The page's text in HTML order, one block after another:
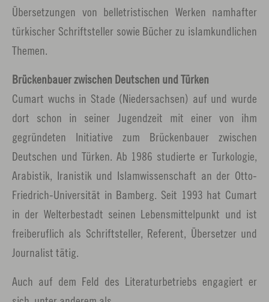
Übersetzungen von belletristischen Werken namhafter
türkischer Schriftsteller sowie Bücher zu islamkundlichen
Themen.
Brückenbauer zwischen Deutschen und Türken
Cumart wuchs in Stade (Niedersachsen) auf und wurde
dort schon in seiner Jugendzeit mit einer von ihm
gegründeten Initiative zum Brückenbauer zwischen
Deutschen und Türken. Ab 1986 studierte er Turkologie,
Arabistik, Iranistik und Islamwissenschaft an der Otto-
Friedrich-Universität in Bamberg. Seit 1993 hat Cumart
in der Welterbestadt seinen Lebensmittelpunkt und ist
freiberuflich als Schriftsteller, Referent, Übersetzer und
Journalist tätig.
Auch auf dem Feld des Literaturbetriebs engagiert er